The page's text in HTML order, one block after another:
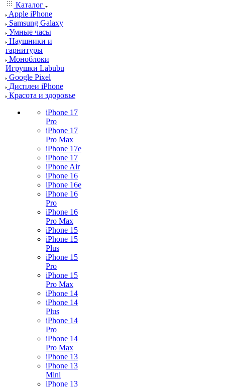
Каталог
Apple iPhone
Samsung Galaxy
Умные часы
Наушники и
гарнитуры
Моноблоки
Игрушки Labubu
Google Pixel
Дисплеи iPhone
Красота и здоровье
iPhone 17
Pro
iPhone 17
Pro Max
iPhone 17e
iPhone 17
iPhone Air
iPhone 16
iPhone 16e
iPhone 16
Pro
iPhone 16
Pro Max
iPhone 15
iPhone 15
Plus
iPhone 15
Pro
iPhone 15
Pro Max
iPhone 14
iPhone 14
Plus
iPhone 14
Pro
iPhone 14
Pro Max
iPhone 13
iPhone 13
Mini
iPhone 13